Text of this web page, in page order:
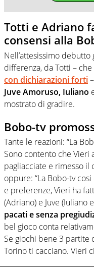
Totti e Adriano
consensi alla
Nell’attesissimo
differenza, da Totti –
con dichiarazioni forti
Juve Amoruso, Iuliano
mostrato di gradire.
Bobo-tv
Tante le reazioni: “La
Sono contento che Vieri
pagliacciate e rimesso il
oppure: “La Bobo-tv
e preferenze, Vieri ha
(Adriano) e Juve (Iuliano
pacati e senza
bel gioco conta
Se giochi bene 3 partite
Torino ti cacciano. Vieri